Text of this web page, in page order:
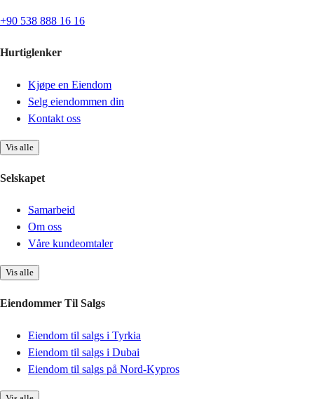
+90 538 888 16 16
Hurtiglenker
Kjøpe en Eiendom
Selg eiendommen din
Kontakt oss
Vis alle
Selskapet
Samarbeid
Om oss
Våre kundeomtaler
Vis alle
Eiendommer Til Salgs
Eiendom til salgs i Tyrkia
Eiendom til salgs i Dubai
Eiendom til salgs på Nord-Kypros